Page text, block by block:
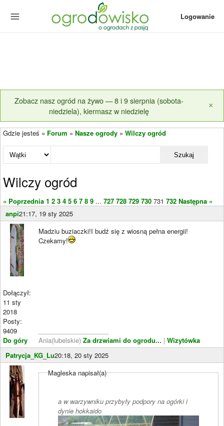
Logowanie
Zobacz nasz ogród na żywo — 8 i 9 sierpnia (sobota-
niedziela), kiermasz w niedzielę
×
Gdzie jesteś » Forum » Nasze ogrody » Wilczy ogród
Szukaj
Wilczy ogród
« Poprzednia 1 2 3 4 5 6 7 8 9 ... 727 728 729 730 731 732 Następna »
anpi21:17, 19 sty 2025
Dołączył:
11 sty
2018
Posty:
9409
Do góry
Madziu buziaczki!I budź się z wiosną pełna energii!
Czekamy!
Ania(lubelskie) Za drzwiami do ogrodu... | Wizytówka
Patrycja_KG_Lu20:18, 20 sty 2025
Magleska napisał(a)
a w warzywniku przybyły podpory na ogórki i
dynie hokkaido